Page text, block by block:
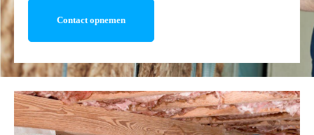
Contact opnemen